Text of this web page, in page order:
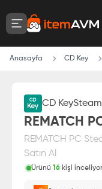
Anasayfa CD Key
CD KeySteam
REMATCH
REMATCH PC
Satın Al
Ürünü 16 kişi inceliyor